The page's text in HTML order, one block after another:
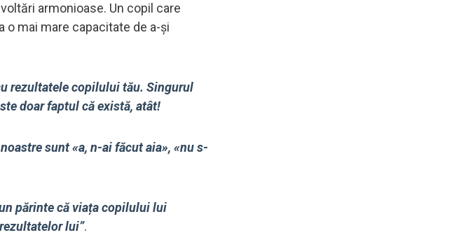
armonioase. Un copil care
o mai mare capacitate de a-și
rezultatele copilului tău. Singurul
doar faptul că există, atât!
sunt «a, n-ai făcut aia», «nu s-
părinte că viața copilului lui
lui”.